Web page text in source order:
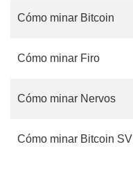
Cómo minar Bitcoin
Cómo minar Firo
Cómo minar Nervos
Cómo minar Bitcoin SV